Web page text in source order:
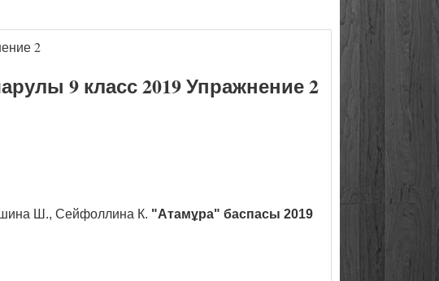
2
9 класс 2019 Упражнение 2
Ш., Сейфоллина К. "Атамұра" баспасы 2019